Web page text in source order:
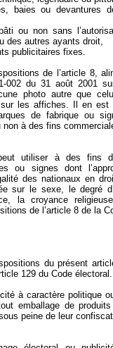
baies ou devantures
ou non sans
des autres ayants droit,
publicitaires fixes.
de l’article 8,
002 du 31 août 2001
photo autre que
les affiches. Il en est
de fabrique ou
à des fins
utiliser à des fins
ou signes dont
des nationaux en
sur le sexe, le degré
la croyance
de l’article 8 de la
du présent
129 du Code électoral.
à caractère politique
emballage de
peine de leur